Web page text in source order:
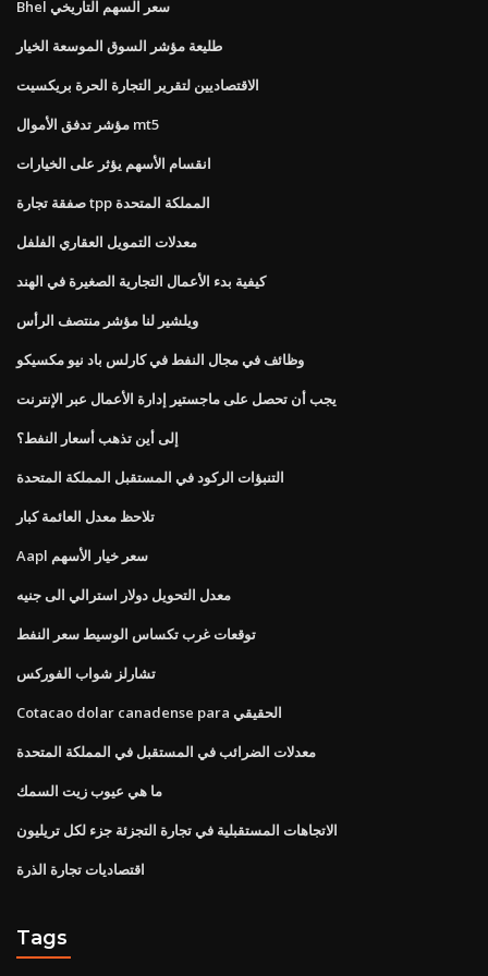
Bhel سعر السهم التاريخي
طليعة مؤشر السوق الموسعة الخيار
الاقتصاديين لتقرير التجارة الحرة بريكسيت
مؤشر تدفق الأموال mt5
انقسام الأسهم يؤثر على الخيارات
صفقة تجارة tpp المملكة المتحدة
معدلات التمويل العقاري الفلفل
كيفية بدء الأعمال التجارية الصغيرة في الهند
ويلشير لنا مؤشر منتصف الرأس
وظائف في مجال النفط في كارلس باد نيو مكسيكو
يجب أن تحصل على ماجستير إدارة الأعمال عبر الإنترنت
إلى أين تذهب أسعار النفط؟
التنبؤات الركود في المستقبل المملكة المتحدة
تلاحظ معدل العائمة كبار
Aapl سعر خيار الأسهم
معدل التحويل دولار استرالي الى جنيه
توقعات غرب تكساس الوسيط سعر النفط
تشارلز شواب الفوركس
Cotacao dolar canadense para الحقيقي
معدلات الضرائب في المستقبل في المملكة المتحدة
ما هي عيوب زيت السمك
الاتجاهات المستقبلية في تجارة التجزئة جزء لكل تريليون
اقتصاديات تجارة الذرة
Tags